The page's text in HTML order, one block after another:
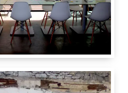
2.20 m
11 m
architectes
17 rue des Voisins 1205
GE Suisse